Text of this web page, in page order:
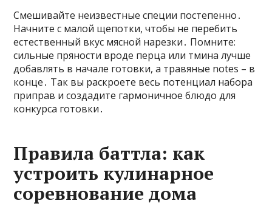
Смешивайте неизвестные специи постепенно․
Начните с малой щепотки, чтобы не перебить
естественный вкус мясной нарезки․ Помните:
сильные пряности вроде перца или тмина лучше
добавлять в начале готовки, а травяные notes – в
конце․ Так вы раскроете весь потенциал набора
приправ и создадите гармоничное блюдо для
конкурса готовки․
Правила баттла: как
устроить кулинарное
соревнование дома